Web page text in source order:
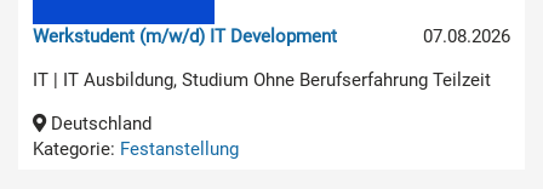
07.08.2026
Werkstudent (m/w/d) IT Development
IT | IT Ausbildung, Studium Ohne Berufserfahrung Teilzeit
Deutschland
Kategorie: Festanstellung